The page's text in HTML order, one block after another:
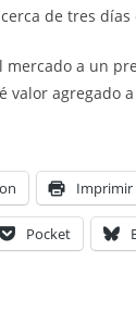
de tres días
a un
agregado
Imprimir
Pocket